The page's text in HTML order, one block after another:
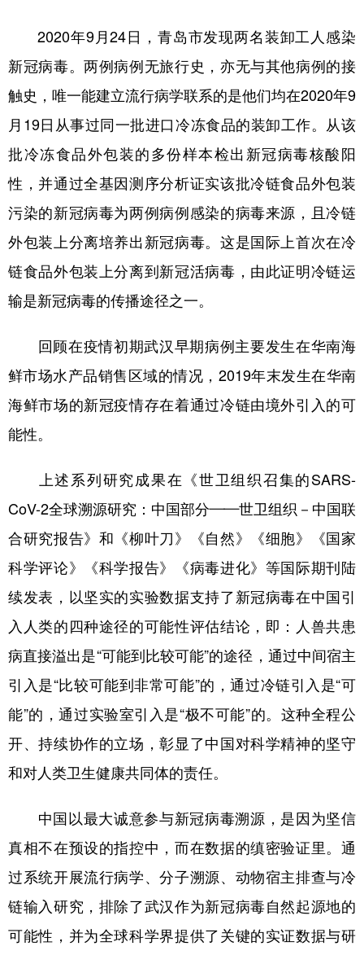
2020年9月24日，青岛市发现两名装卸工人感染
新冠病毒。两例病例无旅行史，亦无与其他病例的接
触史，唯一能建立流行病学联系的是他们均在2020年9
月19日从事过同一批进口冷冻食品的装卸工作。从该
批冷冻食品外包装的多份样本检出新冠病毒核酸阳
性，并通过全基因测序分析证实该批冷链食品外包装
污染的新冠病毒为两例病例感染的病毒来源，且冷链
外包装上分离培养出新冠病毒。这是国际上首次在冷
链食品外包装上分离到新冠活病毒，由此证明冷链运
输是新冠病毒的传播途径之一。
回顾在疫情初期武汉早期病例主要发生在华南海
鲜市场水产品销售区域的情况，2019年末发生在华南
海鲜市场的新冠疫情存在着通过冷链由境外引入的可
能性。
上述系列研究成果在《世卫组织召集的SARS-
CoV-2全球溯源研究：中国部分——世卫组织－中国联
合研究报告》和《柳叶刀》《自然》《细胞》《国家
科学评论》《科学报告》《病毒进化》等国际期刊陆
续发表，以坚实的实验数据支持了新冠病毒在中国引
入人类的四种途径的可能性评估结论，即：人兽共患
病直接溢出是“可能到比较可能”的途径，通过中间宿主
引入是“比较可能到非常可能”的，通过冷链引入是“可
能”的，通过实验室引入是“极不可能”的。这种全程公
开、持续协作的立场，彰显了中国对科学精神的坚守
和对人类卫生健康共同体的责任。
中国以最大诚意参与新冠病毒溯源，是因为坚信
真相不在预设的指控中，而在数据的缜密验证里。通
过系统开展流行病学、分子溯源、动物宿主排查与冷
链输入研究，排除了武汉作为新冠病毒自然起源地的
可能性，并为全球科学界提供了关键的实证数据与研